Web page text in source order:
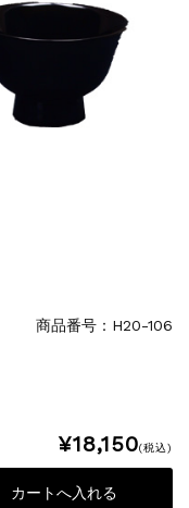
商品番号：H20-106
¥18,150(税込)